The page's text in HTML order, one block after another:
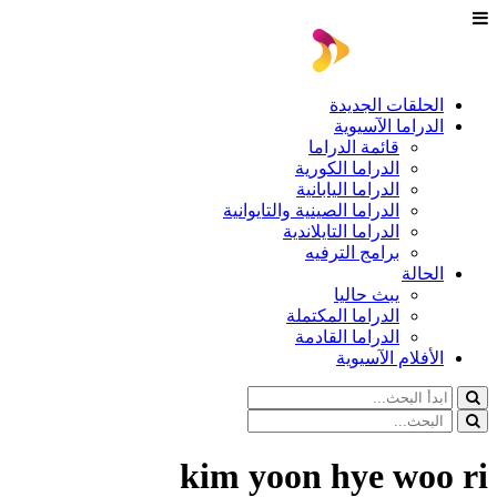
الحلقات الجديدة
الدراما الآسيوية
قائمة الدراما
الدراما الكورية
الدراما اليابانية
الدراما الصينية والتايوانية
الدراما التايلاندية
برامج الترفيه
الحالة
يبث حاليا
الدراما المكتملة
الدراما القادمة
الأفلام الآسيوية
kim yoon hye woo ri